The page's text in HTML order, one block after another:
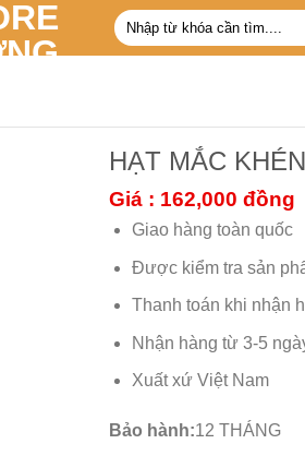
Tìm
kiếm:
HẠT MẮC KHÉN
Giá : 162,000 đồng
Giao hàng toàn quốc
Được kiểm tra sản
Thanh toán khi nhận
Nhận hàng từ 3-5
Xuất xứ Việt Nam
Bảo hành:12 THÁNG